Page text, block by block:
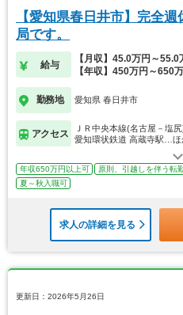
【愛知県春日井市】完全
局です。
給与
【月収】45.0万円～55.0
【年収】450万円～650
勤務地 愛知県 春日井市
アクセス
ＪＲ中央本線(名古屋－塩
愛知環状鉄道 高蔵寺駅…ほ
年収650万円以上可 原則、引越しを伴う転
夏～秋入職可
求人の詳細を見る
更新日：2026年5月26日